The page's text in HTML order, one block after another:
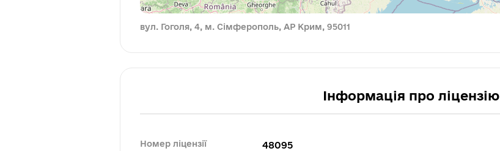
вул. Гоголя, 4, м. Сімферополь, АР Крим, 95011
Інформація про ліцензію
Номер ліцензії 48095